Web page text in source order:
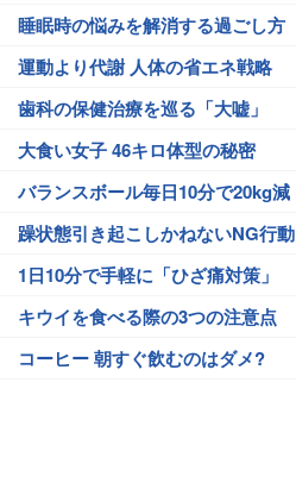
睡眠時の悩みを解消する過ごし方
運動より代謝 人体の省エネ戦略
歯科の保健治療を巡る「大嘘」
大食い女子 46キロ体型の秘密
バランスボール毎日10分で20kg減
躁状態引き起こしかねないNG行動
1日10分で手軽に「ひざ痛対策」
キウイを食べる際の3つの注意点
コーヒー 朝すぐ飲むのはダメ?